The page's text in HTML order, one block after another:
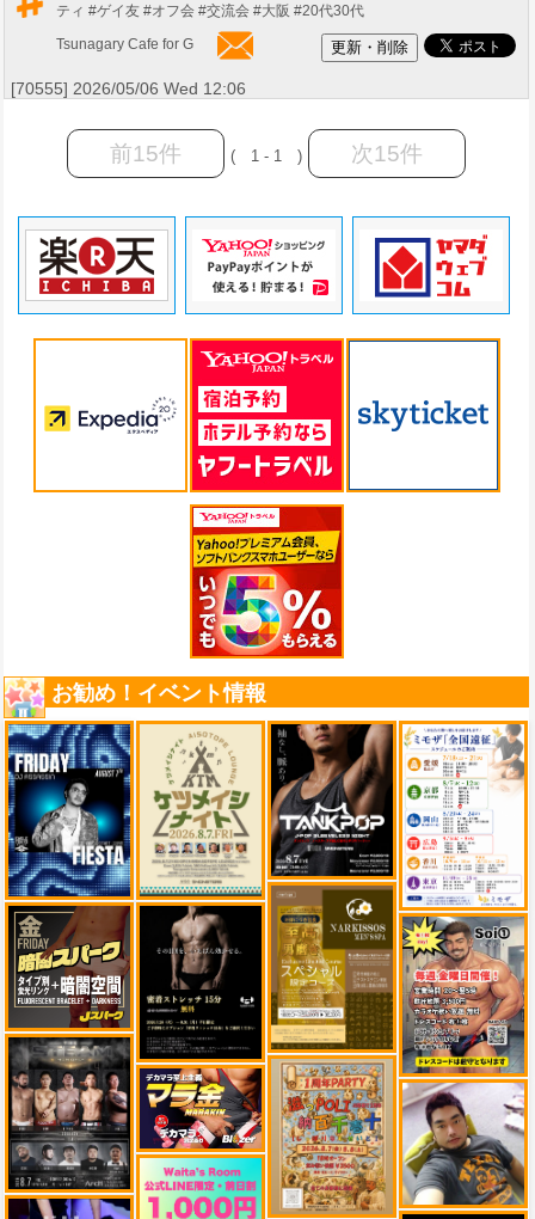
ティ #ゲイ友 #オフ会 #交流会 #大阪 #20代30代
Tsunagary Cafe for G
[70555] 2026/05/06 Wed 12:06
前15件 ( 1 - 1 ) 次15件
お勧め！イベント情報